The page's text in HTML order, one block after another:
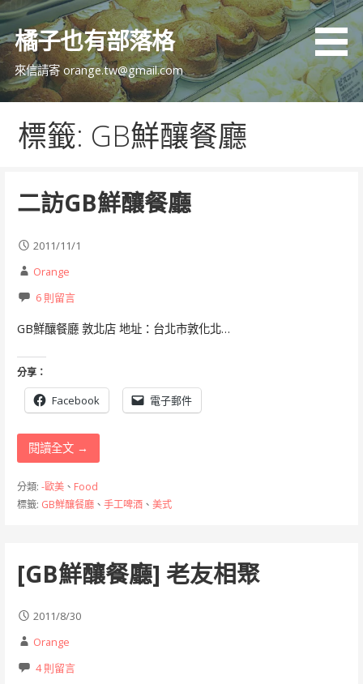
跳
主
內
橘子也有部落格
來信請寄 orange.tw@gmail.com
標籤: GB鮮釀餐廳
二訪GB鮮釀餐廳
2011/11/1
Orange
6 則留言
GB鮮釀餐廳 敦北店 地址：台北市敦化北…
分享：
Facebook 電子郵件
閱讀全文 →
分類: -歐美、 Food
標籤: GB鮮釀餐廳、 手工啤酒、 美式
[GB鮮釀餐廳] 老友相聚
2011/8/30
Orange
4 則留言